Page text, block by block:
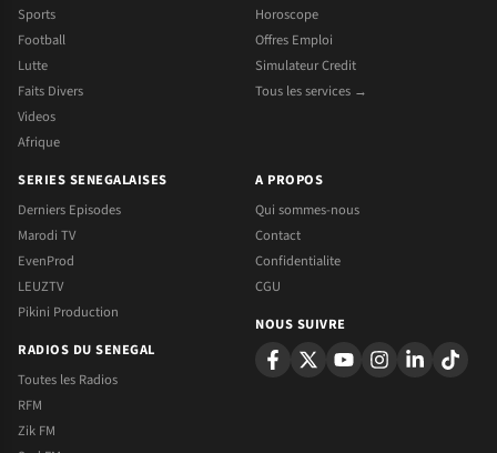
Sports
Football
Lutte
Faits Divers
Videos
Afrique
Horoscope
Offres Emploi
Simulateur Credit
Tous les services →
SERIES SENEGALAISES
Derniers Episodes
Marodi TV
EvenProd
LEUZTV
Pikini Production
RADIOS DU SENEGAL
Toutes les Radios
RFM
Zik FM
A PROPOS
Qui sommes-nous
Contact
Confidentialite
CGU
NOUS SUIVRE